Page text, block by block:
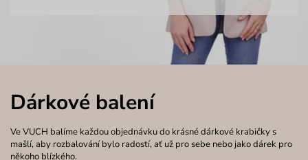
Dárkové balení
Ve VUCH balíme každou objednávku do krásné dárkové krabičky s
mašlí, aby rozbalování bylo radostí, ať už pro sebe nebo jako dárek pro
někoho blízkého.